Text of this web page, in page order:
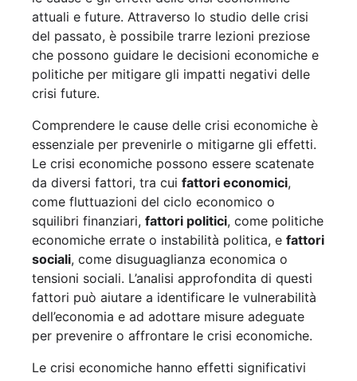
attuali e future. Attraverso lo studio delle crisi
del passato, è possibile trarre lezioni preziose
che possono guidare le decisioni economiche e
politiche per mitigare gli impatti negativi delle
crisi future.
Comprendere le cause delle crisi economiche è
essenziale per prevenirle o mitigarne gli effetti.
Le crisi economiche possono essere scatenate
da diversi fattori, tra cui fattori economici,
come fluttuazioni del ciclo economico o
squilibri finanziari, fattori politici, come politiche
economiche errate o instabilità politica, e fattori
sociali, come disuguaglianza economica o
tensioni sociali. L’analisi approfondita di questi
fattori può aiutare a identificare le vulnerabilità
dell’economia e ad adottare misure adeguate
per prevenire o affrontare le crisi economiche.
Le crisi economiche hanno effetti significativi